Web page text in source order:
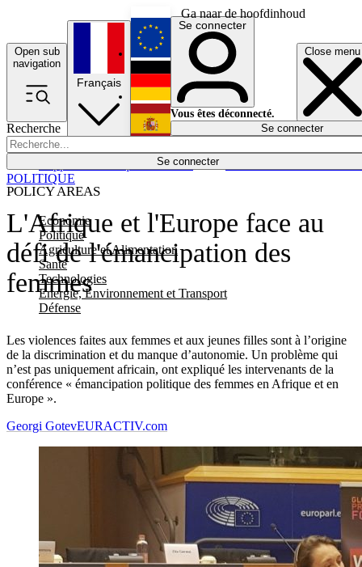
Ga naar de hoofdinhoud
Open sub
navigation
Close menu
Recherche
Se connecter
POLICY AREAS
Economie
Politique
Agriculture et Alimentation
Santé
Technologies
Energie, Environnement et Transport
Défense
Économie
Français
English
Deutsch
Español
Se connecter
Vous êtes déconnecté.
Se connecter
L'Afrique et l'Europe face au
défi de l'émancipation des
femmes
Les violences faites aux femmes et aux jeunes filles sont à l’origine
de la discrimination et du manque d’autonomie. Un problème qui
n’est pas uniquement africain, ont expliqué les intervenants de la
conférence « émancipation politique des femmes en Afrique et en
Europe ».
POLITIQUE
Georgi GotevEURACTIV.com